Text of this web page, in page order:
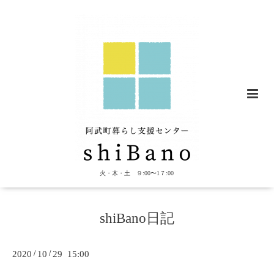
火・木・土 ９:00〜1７:00
shiBano日記
2020 / 10 / 29 15:00